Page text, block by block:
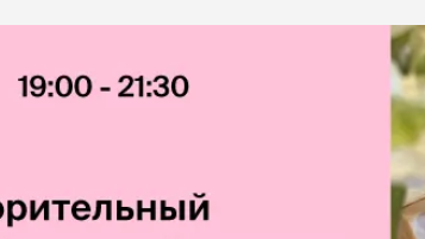
защита от блох,
Капли
Ошейники